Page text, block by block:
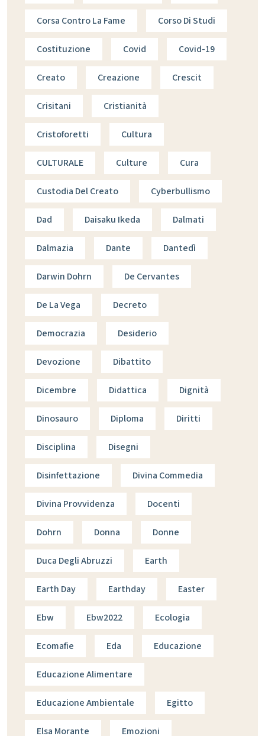
Corsa Contro La Fame Corso Di Studi
Costituzione Covid Covid-19
Creato Creazione Crescit
Crisitani Cristianità
Cristoforetti Cultura
CULTURALE Culture Cura
Custodia Del Creato Cyberbullismo
Dad Daisaku Ikeda Dalmati
Dalmazia Dante Dantedì
Darwin Dohrn De Cervantes
De La Vega Decreto
Democrazia Desiderio
Devozione Dibattito
Dicembre Didattica Dignità
Dinosauro Diploma Diritti
Disciplina Disegni
Disinfettazione Divina Commedia
Divina Provvidenza Docenti
Dohrn Donna Donne
Duca Degli Abruzzi Earth
Earth Day Earthday Easter
Ebw Ebw2022 Ecologia
Ecomafie Eda Educazione
Educazione Alimentare
Educazione Ambientale Egitto
Elsa Morante Emozioni